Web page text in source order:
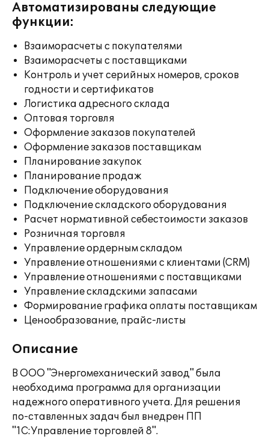
Автоматизированы следующие
функции:
Взаиморасчеты с покупателями
Взаиморасчеты с поставщиками
Контроль и учет серийных номеров, сроков
годности и сертификатов
Логистика адресного склада
Оптовая торговля
Оформление заказов покупателей
Оформление заказов поставщикам
Планирование закупок
Планирование продаж
Подключение оборудования
Подключение складского оборудования
Расчет нормативной себестоимости заказов
Розничная торговля
Управление ордерным складом
Управление отношениями с клиентами (CRM)
Управление отношениями с поставщиками
Управление складскими запасами
Формирование графика оплаты поставщикам
Ценообразование, прайс-листы
Описание
В ООО "Энергомеханический завод" была
необходима программа для организации
надежного оперативного учета. Для решения
по-ставленных задач был внедрен ПП
"1С:Управление торговлей 8".